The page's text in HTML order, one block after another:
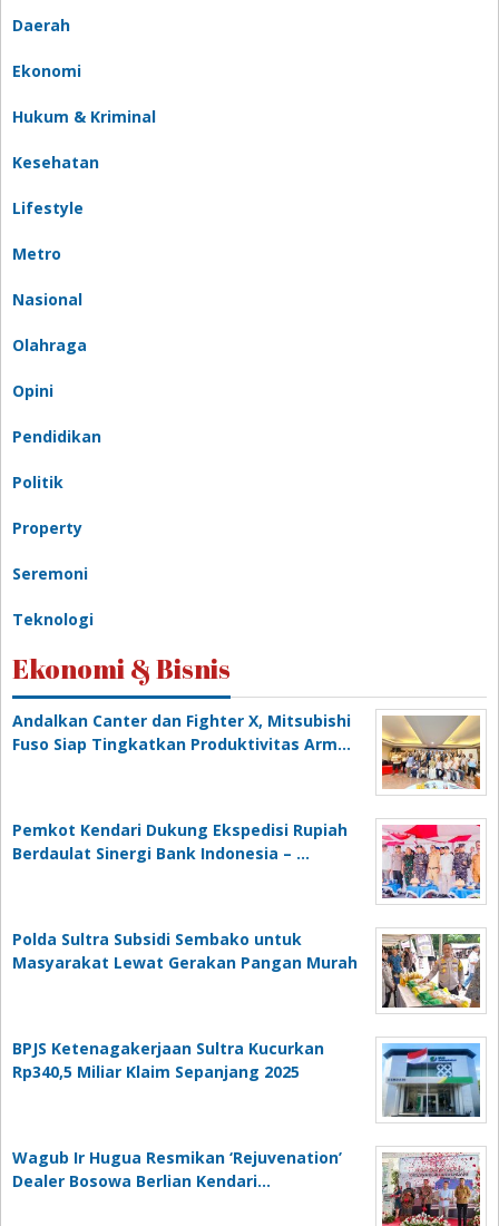
Daerah
Ekonomi
Hukum & Kriminal
Kesehatan
Lifestyle
Metro
Nasional
Olahraga
Opini
Pendidikan
Politik
Property
Seremoni
Teknologi
Ekonomi & Bisnis
Andalkan Canter dan Fighter X, Mitsubishi
Fuso Siap Tingkatkan Produktivitas Arm…
Pemkot Kendari Dukung Ekspedisi Rupiah
Berdaulat Sinergi Bank Indonesia – …
Polda Sultra Subsidi Sembako untuk
Masyarakat Lewat Gerakan Pangan Murah
BPJS Ketenagakerjaan Sultra Kucurkan
Rp340,5 Miliar Klaim Sepanjang 2025
Wagub Ir Hugua Resmikan ‘Rejuvenation’
Dealer Bosowa Berlian Kendari…